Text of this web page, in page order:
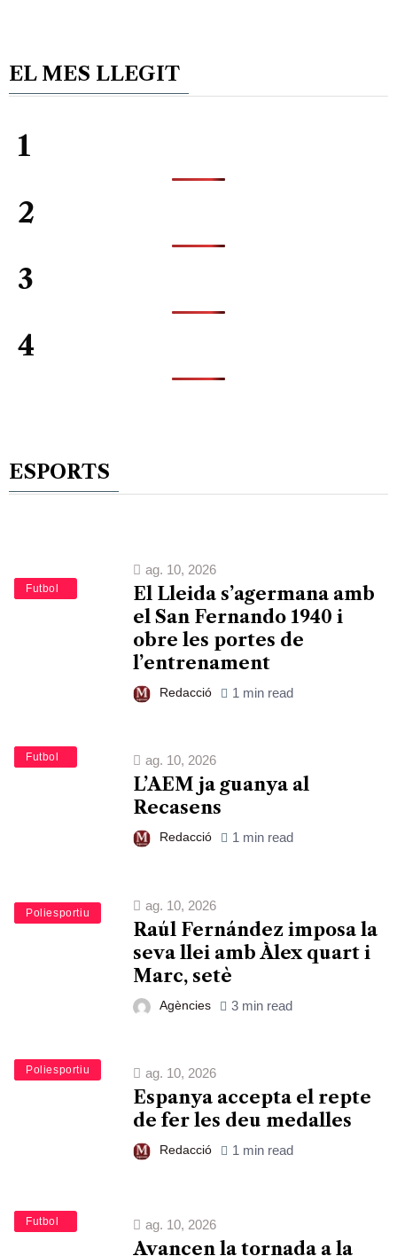
EL MES LLEGIT
1
2
3
4
ESPORTS
Esports
Futbol
ag. 10, 2026
El Lleida s’agermana amb
el San Fernando 1940 i
obre les portes de
l’entrenament
Redacció 1 min read
Esports
Futbol ag. 10, 2026
L’AEM ja guanya al
Recasens
Redacció 1 min read
Esports
Poliesportiu
ag. 10, 2026
Raúl Fernández imposa la
seva llei amb Àlex quart i
Marc, setè
Agències 3 min read
Esports
Poliesportiu ag. 10, 2026
Espanya accepta el repte
de fer les deu medalles
Redacció 1 min read
Esports
Futbol ag. 10, 2026
Avancen la tornada a la